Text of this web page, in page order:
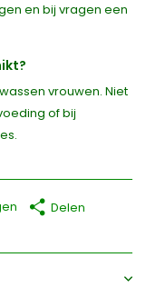
en bij vragen een
vrouwen. Niet
of bij
Delen